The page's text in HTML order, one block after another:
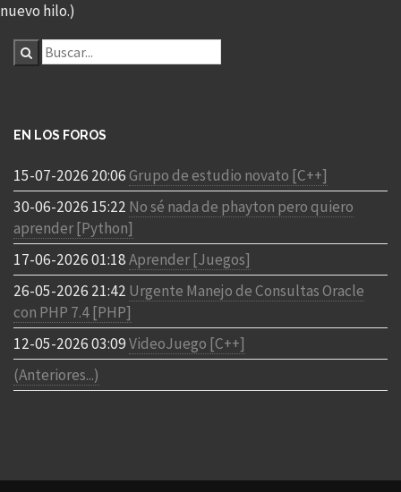
nuevo hilo.)
EN LOS FOROS
15-07-2026 20:06Grupo de estudio novato [C++]
30-06-2026 15:22 No sé nada de phayton pero quiero
aprender [Python]
17-06-2026 01:18Aprender [Juegos]
26-05-2026 21:42 Urgente Manejo de Consultas Oracle
con PHP 7.4 [PHP]
12-05-2026 03:09VideoJuego [C++]
(Anteriores...)